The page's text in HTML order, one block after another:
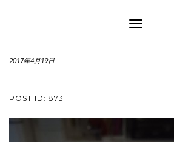
Toggle
Navigation
2017年4月19日
POST ID: 8731